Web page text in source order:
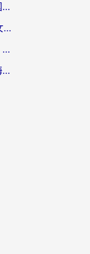
台湾怎么玩永恒联盟？海外党国服游戏加速器选择全攻略（附3大热门游戏实测）
海外党福音：解决Dream！少女乐团派对！国外延迟的实用指南，附北美英国游戏加速方案
国外如何玩国服超越时空的猫？2026海外党必看的加速器选择指南
阿根廷怎么玩奇妙拼图世界？海外玩家国服游戏加速全攻略（附帕斯卡契约战舰少女解决方案）